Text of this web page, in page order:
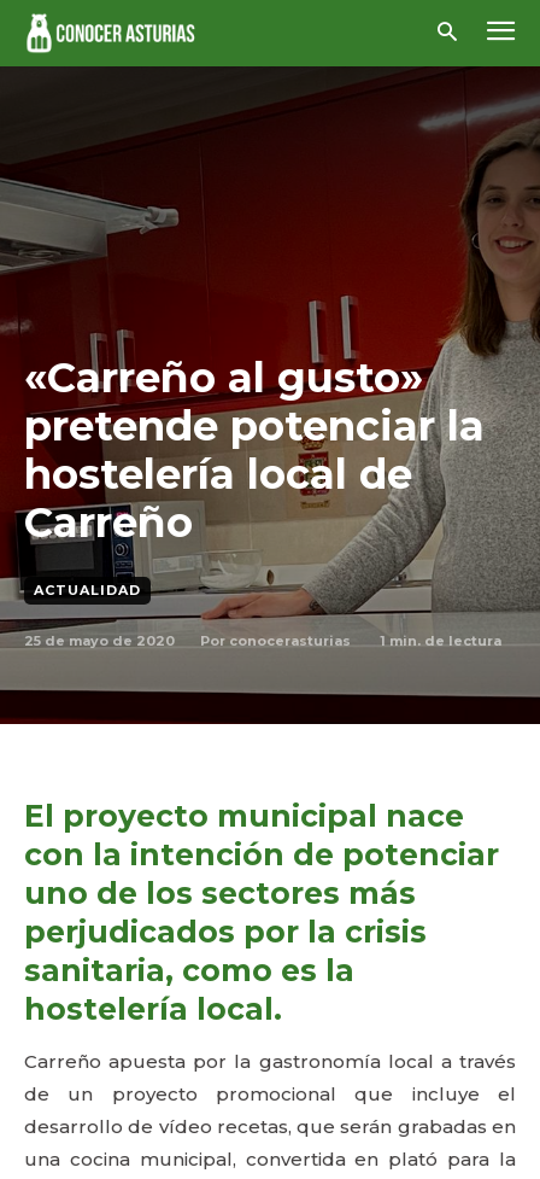
«Carreño al gusto»
pretende potenciar la
hostelería local de
Carreño
ACTUALIDAD
25 de mayo de 2020 Por conocerasturias 1 min. de lectura
El proyecto municipal nace
con la intención de potenciar
uno de los sectores más
perjudicados por la crisis
sanitaria, como es la
hostelería local.
Carreño apuesta por la gastronomía local a través
de un proyecto promocional que incluye el
desarrollo de vídeo recetas, que serán grabadas en
una cocina municipal, convertida en plató para la